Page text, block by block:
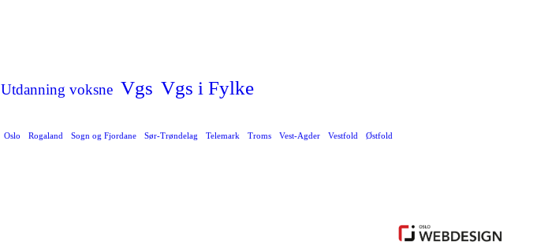
Utdanning voksne Vgs Vgs i Fylke
Oslo Rogaland Sogn og Fjordane Sør-Trøndelag Telemark Troms Vest-Agder Vestfold Østfold